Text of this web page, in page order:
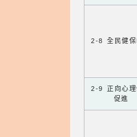
2-8 全民健保
2-9 正向心理
促進